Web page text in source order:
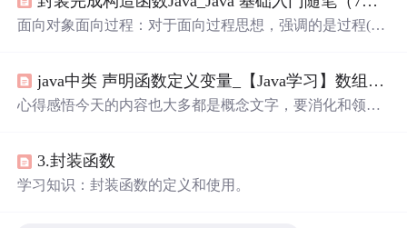
效范围 成员变量的赋值 静态变量、方法与实例变量、方法
象执行行为 类是对象的抽象，对象是类的具体实例。 【可
以说，人是一个类，而不同身份的你我他是一个具体实
例。人这个类
面向对象面向过程：对于面向过程思想，强调的是过程(动
的思考习惯。2，面向对象的出现，将复杂的问题
简单化。
3，面向对象的出现，让曾经在过程中的执行者，变成了对
关注两方面：一个是属性，一个是行为。只...
java中类 声明函数定义变量_【Java学习】数组的使用|类的定义|对象|匿名函数|封装...
心得感悟今天的内容也大多都是概念文字，要消化和领悟
花点时间还是能赶得上的。复习完回过头再看今天的内
容，又觉得简单了许多。在计算机这条学习路上，我的心
3.封装函数
学习知识：封装函数的定义和使用。